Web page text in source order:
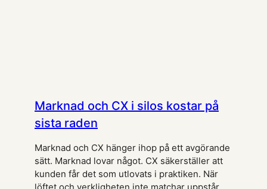
Marknad och CX i silos kostar på
sista raden
Marknad och CX hänger ihop på ett avgörande
sätt. Marknad lovar något. CX säkerställer att
kunden får det som utlovats i praktiken. När